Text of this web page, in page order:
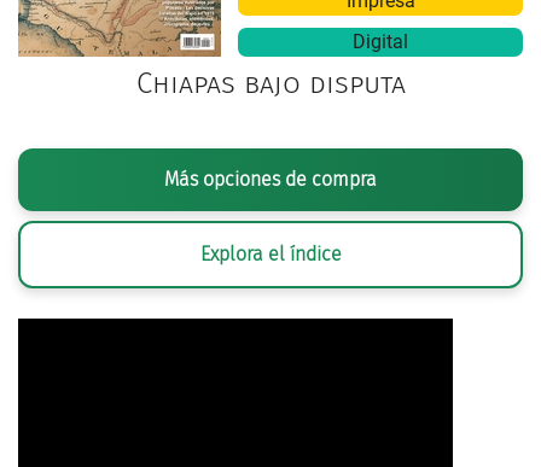
Digital
Chiapas bajo disputa
Más opciones de compra
Explora el índice